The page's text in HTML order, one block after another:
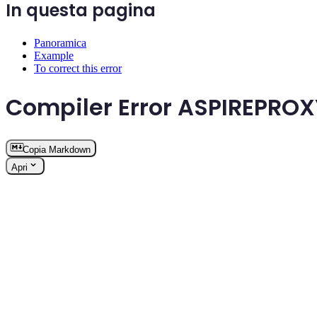
In questa pagina
Panoramica
Example
To correct this error
Compiler Error
Copia Markdown
Apri